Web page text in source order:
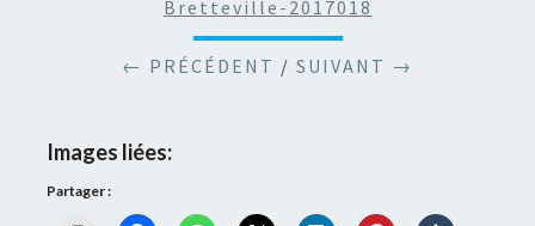
Bretteville-2017018
← PRÉCÉDENT / SUIVANT →
Images liées:
Partager :